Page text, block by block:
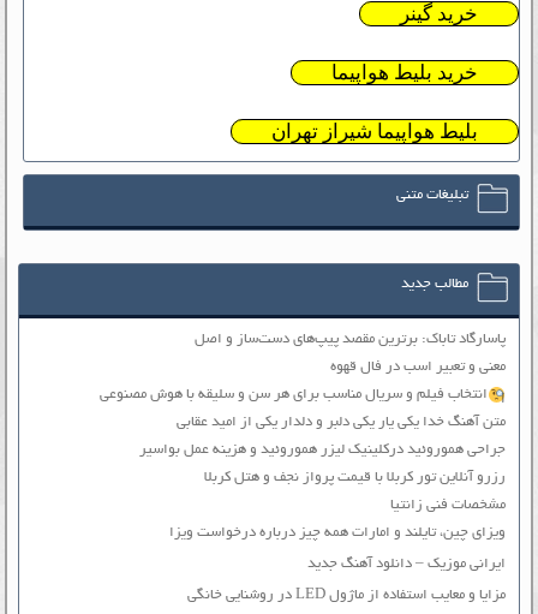
خرید گینر
خرید بلیط هواپیما
بلیط هواپیما شیراز تهران
تبلیغات متنی
مطالب جدید
پاسارگاد تاباک: برترین مقصد پیپ‌های دست‌ساز و اصل
معنی و تعبیر اسب در فال قهوه
انتخاب فیلم و سریال مناسب برای هر سن و سلیقه با هوش مصنوعی
متن آهنگ خدا یکی یار یکی دلبر و دلدار یکی از امید عقابی
جراحی هموروئید درکلینیک لیزر هموروئید و هزینه عمل بواسیر
رزرو آنلاین تور کربلا با قیمت پرواز نجف و هتل کربلا
مشخصات فنی زانتیا
ویزای چین، تایلند و امارات همه چیز درباره درخواست ویزا
ایرانی موزیک – دانلود آهنگ جدید
مزایا و معایب استفاده از ماژول LED در روشنایی خانگی